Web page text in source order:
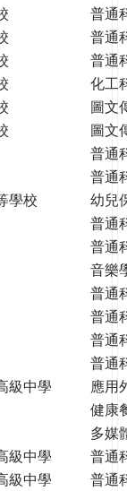
普通
普通
普通
化工
圖文
圖文
普通
普通
學校
幼兒
普通
普通
音樂
普通
普通
普通
普通
級中學
應用
健康
多媒
級中學
普通
級中學
普通